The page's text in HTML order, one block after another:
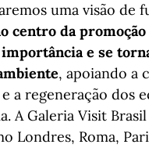
uma visão de
centro da
e se
, apoiando a
a regeneração dos
A Galeria Visit
Londres, Roma,